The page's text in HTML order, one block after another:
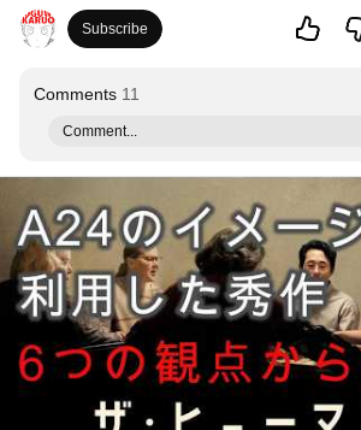
Subscribe
Comments 11
Comment...